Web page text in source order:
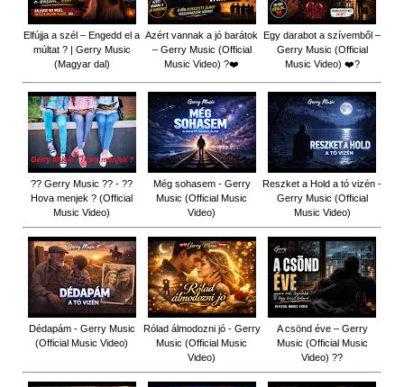
Elfújja a szél – Engedd el a
múltat ? | Gerry Music
(Magyar dal)
Azért vannak a jó barátok
– Gerry Music (Official
Music Video) ?❤️
Egy darabot a szívemből –
Gerry Music (Official
Music Video) ❤️?
?? Gerry Music ?? - ??
Hova menjek ? (Official
Music Video)
Még sohasem - Gerry
Music (Official Music
Video)
Reszket a Hold a tó vizén -
Gerry Music (Official
Music Video)
Dédapám - Gerry Music
(Official Music Video)
Rólad álmodozni jó - Gerry
Music (Official Music
Video)
A csönd éve – Gerry
Music (Official Music
Video) ??